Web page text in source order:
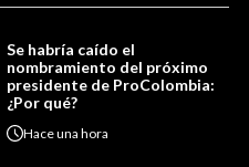
Se habría caído el
nombramiento del próximo
presidente de ProColombia:
¿Por qué?
Haceuna hora